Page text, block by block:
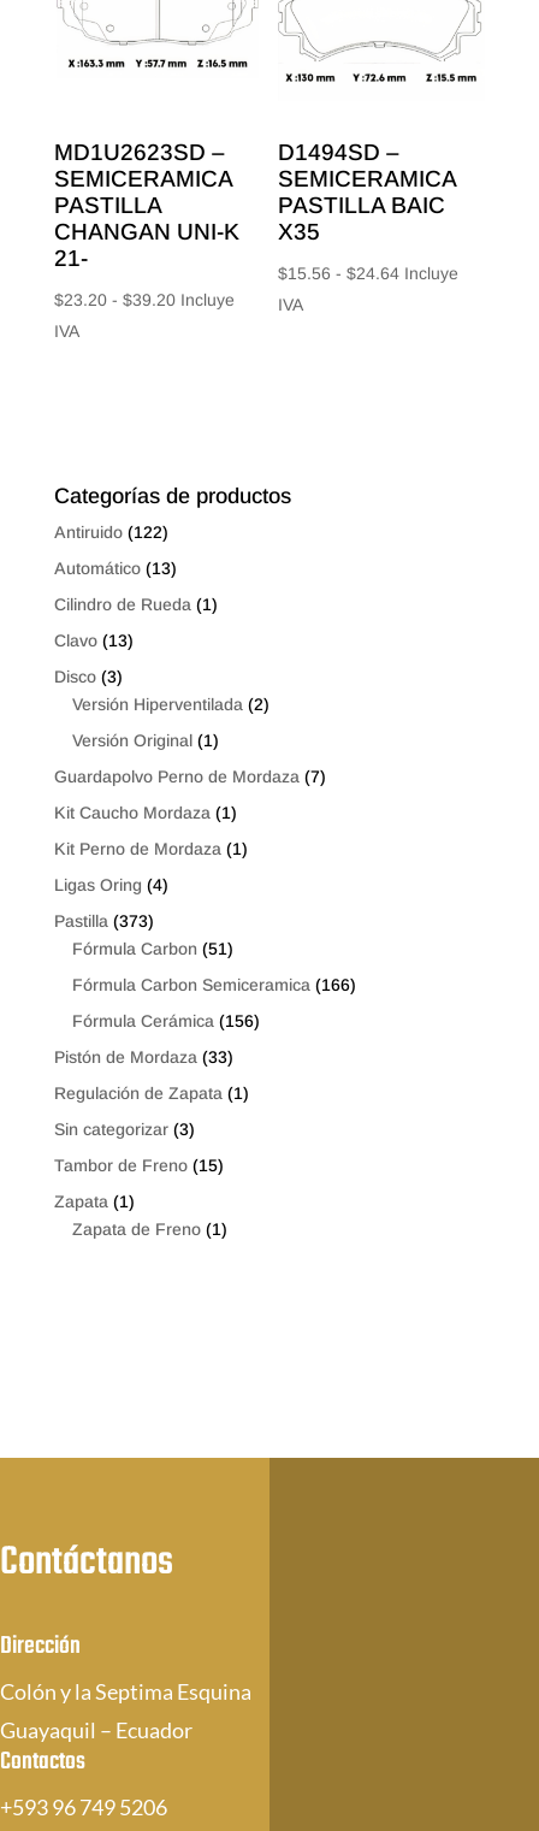
MD1U2623SD –
SEMICERAMICA
PASTILLA
CHANGAN UNI-K
21-
$23.20 - $39.20Rango
$39.20
Incluye
IVA
D1494SD –
SEMICERAMICA
PASTILLA BAIC
X35
$15.56 - $24.64Rango
Incluye
IVA
Categorías de productos
Antiruido (122)
Automático (13)
Cilindro de Rueda (1)
Clavo (13)
Disco (3)
Versión Hiperventilada (2)
Versión Original (1)
Guardapolvo Perno de Mordaza (7)
Kit Caucho Mordaza (1)
Kit Perno de Mordaza (1)
Ligas Oring (4)
Pastilla (373)
Fórmula Carbon (51)
Fórmula Carbon Semiceramica (166)
Fórmula Cerámica (156)
Pistón de Mordaza (33)
Regulación de Zapata (1)
Sin categorizar (3)
Tambor de Freno (15)
Zapata (1)
Zapata de Freno (1)
Contáctanos
Dirección
Colón y la Septima Esquina
Guayaquil – Ecuador
Contactos
+593 96 749 5206